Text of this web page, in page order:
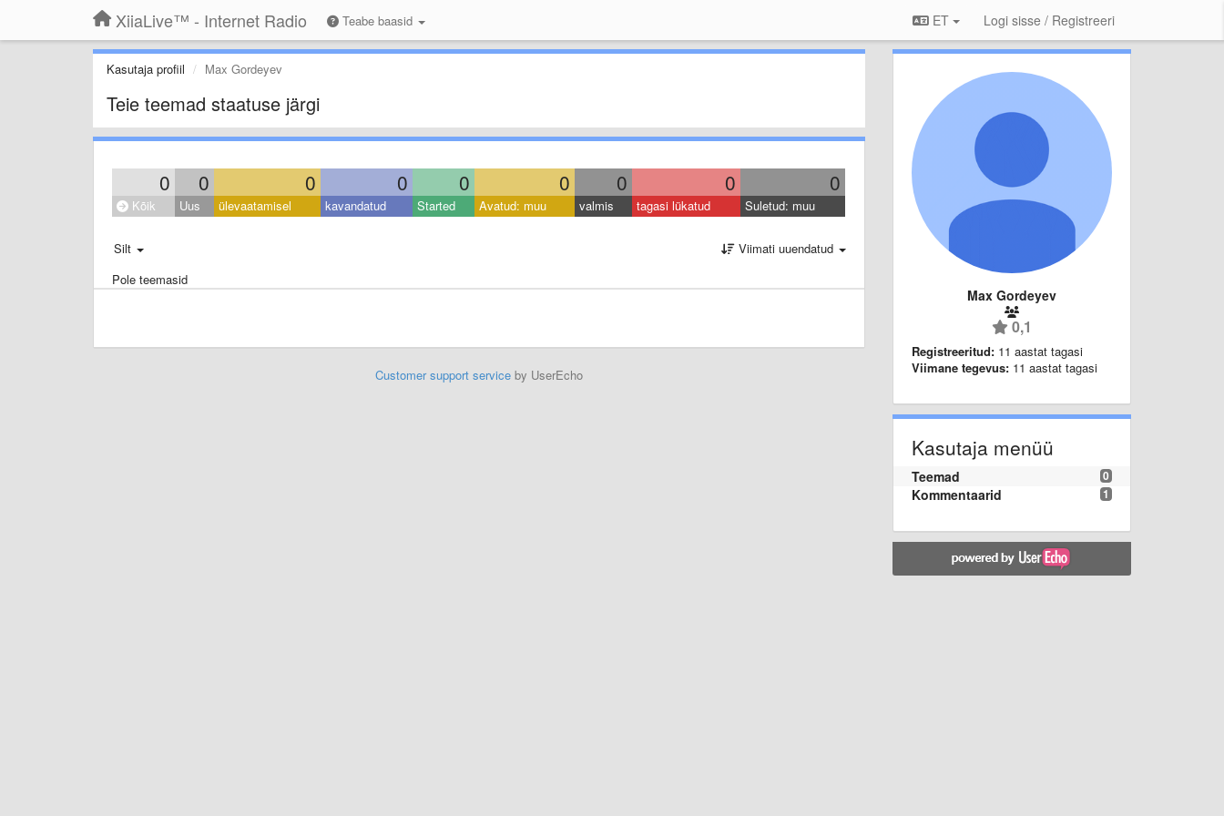
XiiaLive™ - Internet Radio Teabe baasid ET Logi sisse / Registreeri
Kasutaja profiil Max Gordeyev
Teie teemad staatuse järgi
0 0 0 0 0 0 0 0 0
Kõik Uus ülevaatamisel kavandatud Started Avatud: muu valmis tagasi lükatud Suletud: muu
Silt
Viimati uuendatud
Pole teemasid
Customer support serviceby UserEcho
Max Gordeyev
0,1
Registreeritud: 11 aastat tagasi
Viimane tegevus: 11 aastat tagasi
Kasutaja menüü
0
Teemad
1
Kommentaarid